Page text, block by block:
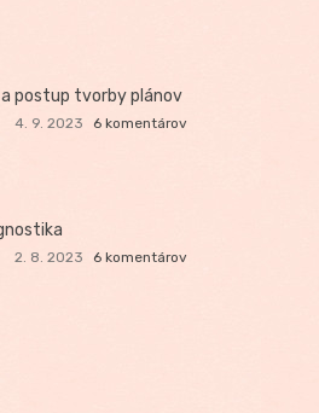
a postup tvorby plánov
4. 9. 2023 6 komentárov
2. 8. 2023 6 komentárov